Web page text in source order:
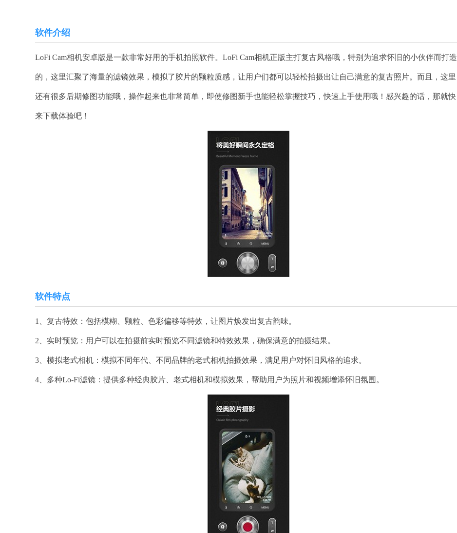
软件介绍
LoFi Cam相机安卓版是一款非常好用的手机拍照软件。LoFi Cam相机正版主打复古风格哦，特别为追求怀旧的小伙伴而打造
的，这里汇聚了海量的滤镜效果，模拟了胶片的颗粒质感，让用户们都可以轻松拍摄出让自己满意的复古照片。而且，这里
还有很多后期修图功能哦，操作起来也非常简单，即使修图新手也能轻松掌握技巧，快速上手使用哦！感兴趣的话，那就快
来下载体验吧！
软件特点
1、复古特效：包括模糊、颗粒、色彩偏移等特效，让图片焕发出复古韵味。
2、实时预览：用户可以在拍摄前实时预览不同滤镜和特效效果，确保满意的拍摄结果。
3、模拟老式相机：模拟不同年代、不同品牌的老式相机拍摄效果，满足用户对怀旧风格的追求。
4、多种Lo-Fi滤镜：提供多种经典胶片、老式相机和模拟效果，帮助用户为照片和视频增添怀旧氛围。